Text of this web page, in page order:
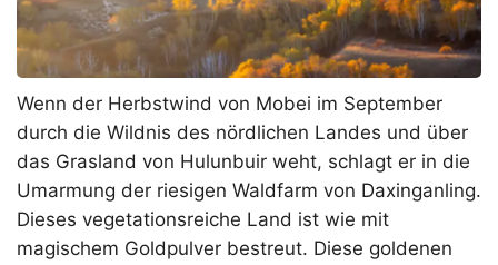
Wenn der Herbstwind von Mobei im September
durch die Wildnis des nördlichen Landes und über
das Grasland von Hulunbuir weht, schlagt er in die
Umarmung der riesigen Waldfarm von Daxinganling.
Dieses vegetationsreiche Land ist wie mit
magischem Goldpulver bestreut. Diese goldenen